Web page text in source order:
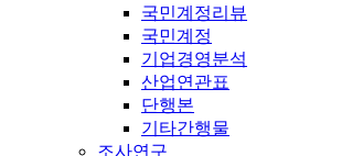
국민계정리뷰
국민계정
기업경영분석
산업연관표
단행본
기타간행물
조사연구